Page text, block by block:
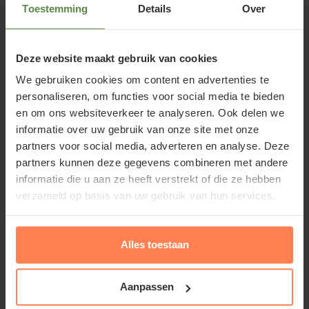
Toestemming Details Over
Deze website maakt gebruik van cookies
We gebruiken cookies om content en advertenties te
personaliseren, om functies voor social media te bieden
en om ons websiteverkeer te analyseren. Ook delen we
informatie over uw gebruik van onze site met onze
partners voor social media, adverteren en analyse. Deze
partners kunnen deze gegevens combineren met andere
informatie die u aan ze heeft verstrekt of die ze hebben
verzameld op basis van uw gebruik van hun services.
Alles toestaan
Aanpassen
midden/eind februari en eind maart. Zie
Ten opzichte van haar grootbloemige
violenbroertjes groeit dit mini-winterviooltje
bossiger. Dit mini-viooltje bloeit met blauw-wit
gekleurde kroonbladeren. Dit viooltje bloeit
gedurende de hele winter. Bij vorst beschermt de
plant zichzelf door plat op de grond te gaan liggen.
staat het viooltje weer fier overeind. De bloei duurt
voort tot diep in het voorjaar. Afhankelijk van de
temperatuur blijft dit éénjarig plantje mooi tot eind
Lees meer